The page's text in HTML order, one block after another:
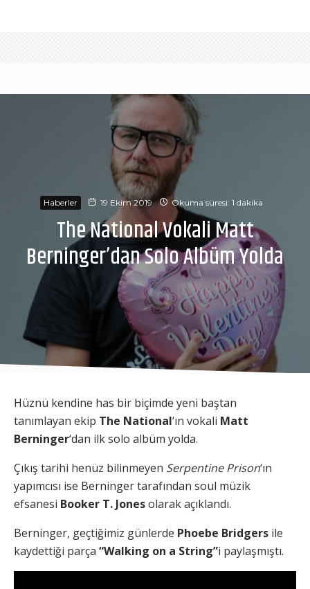
Haberler 19 Ekim 2019 Okuma süresi: 1 dakika
The National Vokali Matt
Berninger’dan Solo Albüm Yolda
Hüznü kendine has bir biçimde yeni baştan
tanımlayan ekip The National‘ın vokali Matt
Berninger‘dan ilk solo albüm yolda.
Çıkış tarihi henüz bilinmeyen Serpentine Prison‘ın
yapımcısı ise Berninger tarafından soul müzik
efsanesi Booker T. Jonesolarak açıklandı.
Berninger, geçtiğimiz günlerde Phoebe Bridgers ile
kaydettiği parça “Walking on a String”i paylaşmıştı.